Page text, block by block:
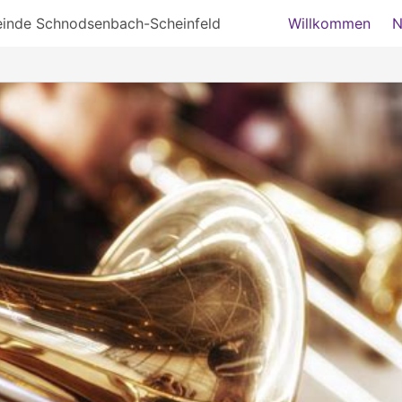
Schnodsenbach-Scheinfeld Willkommen